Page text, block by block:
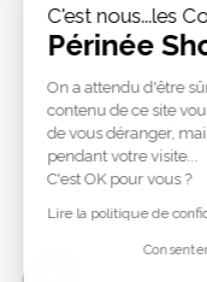
C'est nous...les
Périnée
On a attendu d'être
contenu de ce site
de vous déranger,
pendant votre visite...
C'est OK pour vous ?
Lire la politique de